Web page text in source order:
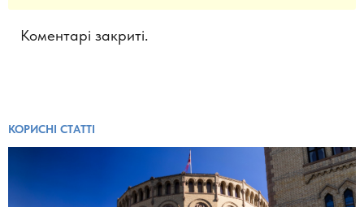
Коментарі закриті.
КОРИСНІ СТАТТІ